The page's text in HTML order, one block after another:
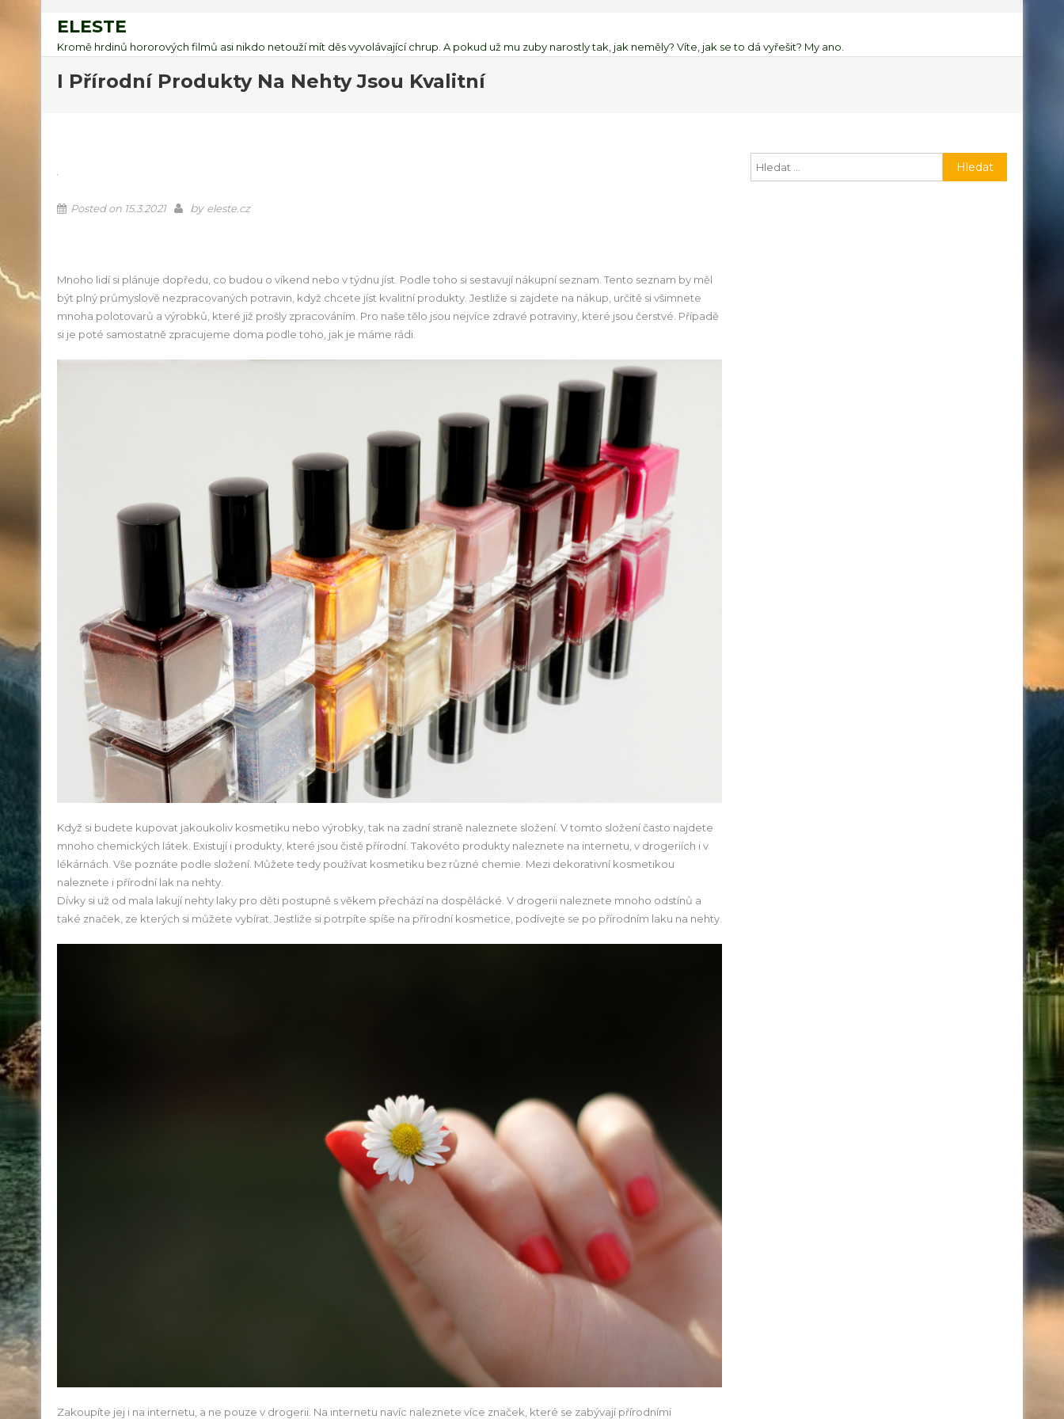
ELESTE
Kromě hrdinů hororových filmů asi nikdo netouží mít děs vyvolávající chrup. A pokud už mu zuby narostly tak, jak neměly? Víte, jak se to dá vyřešit? My ano.
I Přírodní Produkty Na Nehty Jsou Kvalitní
Posted on 15.3.2021 by eleste.cz
Mnoho lidí si plánuje dopředu, co budou o víkend nebo v týdnu jíst. Podle toho si sestavují nákupní seznam. Tento seznam by měl
být plný průmyslově nezpracovaných potravin, když chcete jíst kvalitní produkty. Jestliže si zajdete na nákup, určitě si všimnete
mnoha polotovarů a výrobků, které již prošly zpracováním. Pro naše tělo jsou nejvíce zdravé potraviny, které jsou čerstvé. Případě
si je poté samostatně zpracujeme doma podle toho, jak je máme rádi.
Když si budete kupovat jakoukoliv kosmetiku nebo výrobky, tak na zadní straně naleznete složení. V tomto složení často najdete
mnoho chemických látek. Existují i produkty, které jsou čistě přírodní. Takovéto produkty naleznete na internetu, v drogeriích i v
lékárnách. Vše poznáte podle složení. Můžete tedy používat kosmetiku bez různé chemie. Mezi dekorativní kosmetikou
naleznete i přírodní lak na nehty
Dívky si už od mala lakují nehty laky pro děti postupně s věkem přechází na dospělácké. V drogerii naleznete mnoho odstínů a
také značek, ze kterých si můžete vybírat. Jestliže si potrpíte spíše na přírodní kosmetice, podívejte se po přírodním laku na nehty.
Zakoupíte jej i na internetu, a ne pouze v drogerii. Na internetu navíc naleznete více značek, které se zabývají přírodními
Vyhledávání